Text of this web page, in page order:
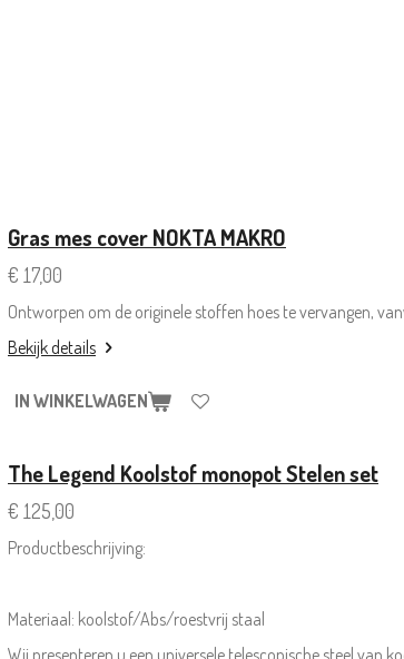
Gras mes cover NOKTA MAKRO
€ 17,00
Ontworpen om de originele stoffen hoes te vervangen,
Bekijk details
IN WINKELWAGEN
The Legend Koolstof monopot Stelen set
€ 125,00
Productbeschrijving:
Materiaal: koolstof/Abs/roestvrij staal
Wij presenteren u een universele telescopische steel van